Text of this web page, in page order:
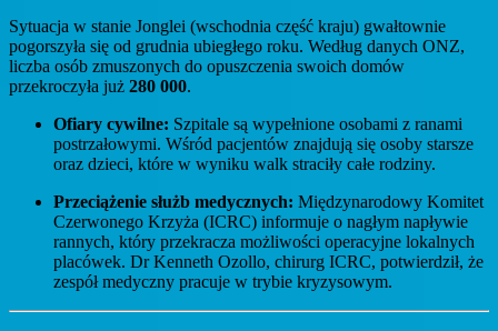
Sytuacja w stanie Jonglei (wschodnia część kraju) gwałtownie
pogorszyła się od grudnia ubiegłego roku. Według danych ONZ,
liczba osób zmuszonych do opuszczenia swoich domów
przekroczyła już 280 000.
Ofiary cywilne: Szpitale są wypełnione osobami z ranami
postrzałowymi. Wśród pacjentów znajdują się osoby starsze
oraz dzieci, które w wyniku walk straciły całe rodziny.
Przeciążenie służb medycznych: Międzynarodowy Komitet
Czerwonego Krzyża (ICRC) informuje o nagłym napływie
rannych, który przekracza możliwości operacyjne lokalnych
placówek. Dr Kenneth Ozollo, chirurg ICRC, potwierdził, że
zespół medyczny pracuje w trybie kryzysowym.